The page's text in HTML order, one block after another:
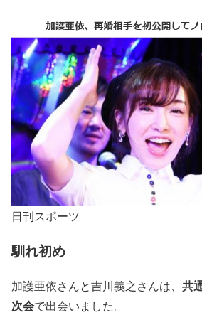
日刊スポーツ
馴れ初め
加護亜依さんと吉川義之さんは、 共
次会で出会いました。